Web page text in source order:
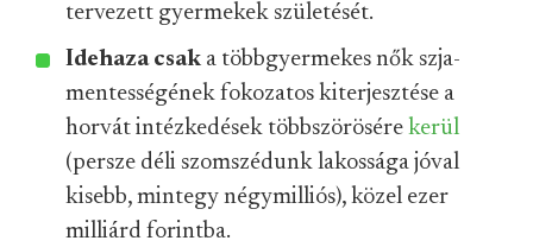
tervezett gyermekek születését.
Idehaza csak a többgyermekes nők szja-
mentességének fokozatos kiterjesztése a
horvát intézkedések többszörösére kerül
(persze déli szomszédunk lakossága jóval
kisebb, mintegy négymilliós), közel ezer
milliárd forintba.